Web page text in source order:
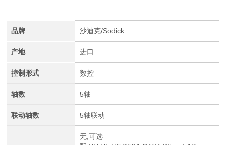
品牌 沙迪克/Sodick
产地 进口
控制形式 数控
轴数 5轴
联动轴数 5轴联动
无,可选